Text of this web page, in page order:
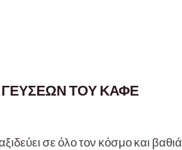
ΤΟΥ ΚΑΦΕ
σε όλο τον κόσμο και βαθιά